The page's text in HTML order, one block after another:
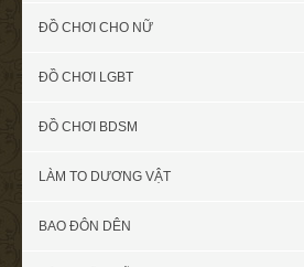
ĐỒ CHƠI CHO NỮ
ĐỒ CHƠI LGBT
ĐỒ CHƠI BDSM
LÀM TO DƯƠNG VẬT
BAO ĐÔN DÊN